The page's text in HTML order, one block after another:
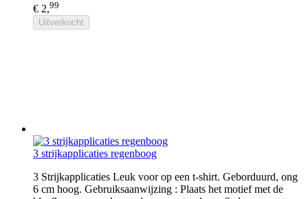
€ 2,99
Uitverkocht
3 strijkapplicaties regenboog
3 Strijkapplicaties Leuk voor op een t-shirt. Geborduurd, ong
6 cm hoog. Gebruiksaanwijzing : Plaats het motief met de